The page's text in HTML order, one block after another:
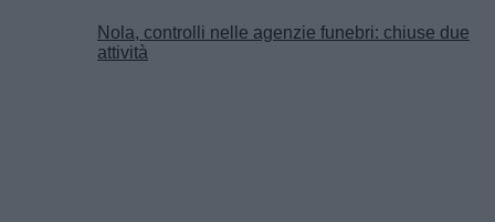
Nola, controlli nelle agenzie funebri: chiuse due
attività